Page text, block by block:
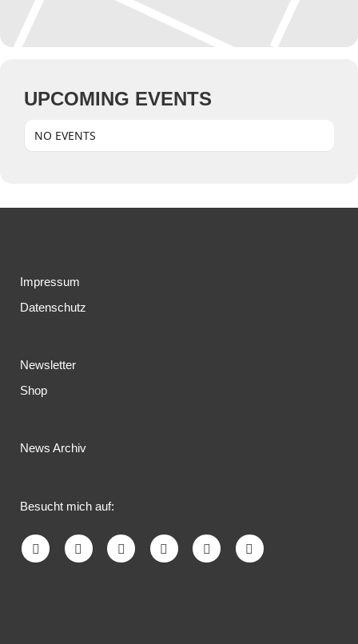
UPCOMING EVENTS
NO EVENTS
Impressum
Datenschutz
Newsletter
Shop
News Archiv
Besucht mich auf: